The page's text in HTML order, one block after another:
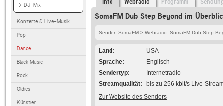
DJ-Mix
Konzerte & Live-Musik
Pop
Dance
Black Music
Rock
Oldies
Künstler
Info Webradio Programm
SomaFM Dub Step Beyond im
Sender: SomaFM > Webradio: SomaFM Dub Step
Land
USA
Sprache
Englisch
Sendertyp
Internetradio
Streamqualität
bis zu 256 kbit/s Live-
Zur Website des Senders